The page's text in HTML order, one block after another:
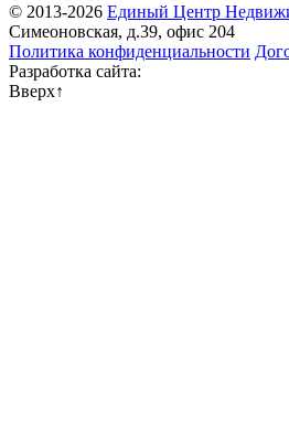
© 2013-2026 Единый Центр
Симеоновская, д.39, офис 204
Политика конфиденциальности
Разработка сайта:
Вверх↑